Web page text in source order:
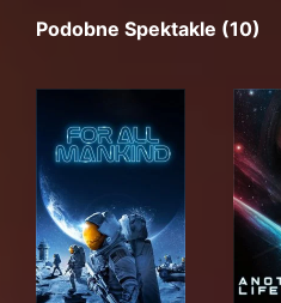
Podobne Spektakle (10)